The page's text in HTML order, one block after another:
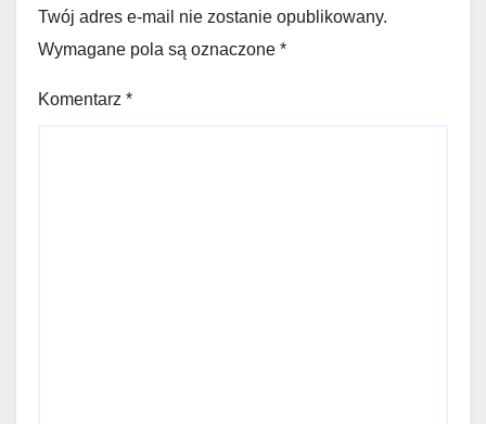
Twój adres e-mail nie zostanie opublikowany.
Wymagane pola są oznaczone *
Komentarz *